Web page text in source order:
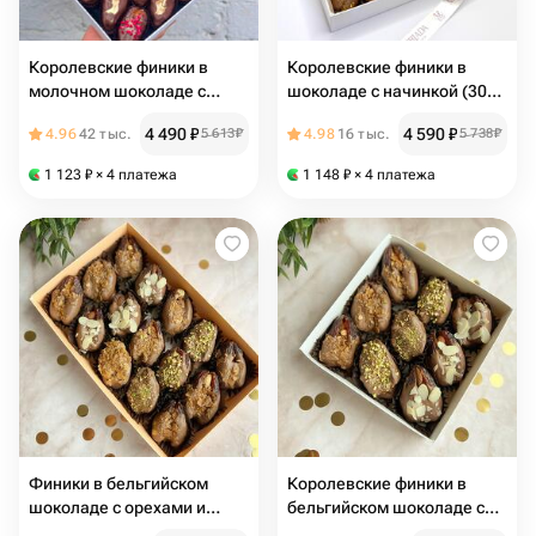
Королевские финики в
молочном шоколаде с
4.9642 тыс. 4 490₽5 613₽
1 123 ₽ × 4 платежа
Королевские финики в
шоколаде с начинкой (30
4.98 16 тыс. 4 590₽5 738₽
1 148 ₽ × 4 платежа
Финики в бельгийском
шоколаде с орехами и
Королевские финики в
бельгийском шоколаде с